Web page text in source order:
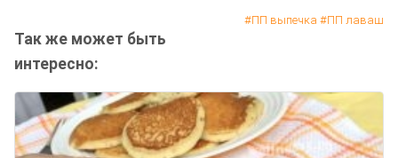
ПП выпечка ПП лаваш
Так же может быть
интересно: